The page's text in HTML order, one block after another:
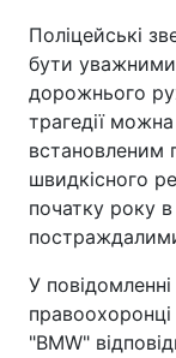
Поліцейські
бути
дорожнього
трагедії
встановленим
швидкісного
початку року
У
"BMW"